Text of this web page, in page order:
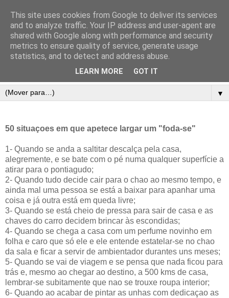
▼
50 situaçoes em que apetece largar um "foda-se"
1- Quando se anda a saltitar descalça pela casa,
alegremente, e se bate com o pé numa qualquer superfície a
atirar para o pontiagudo;
2- Quando tudo decide cair para o chao ao mesmo tempo, e
ainda mal uma pessoa se está a baixar para apanhar uma
coisa e já outra está em queda livre;
3- Quando se está cheio de pressa para sair de casa e as
chaves do carro decidem brincar às escondidas;
4- Quando se chega a casa com um perfume novinho em
folha e caro que só ele e ele entende estatelar-se no chao
da sala e ficar a servir de ambientador durantes uns meses;
5- Quando se vai de viagem e se pensa que nada ficou para
trás e, mesmo ao chegar ao destino, a 500 kms de casa,
lembrar-se subitamente que nao se trouxe roupa interior;
6- Quando ao acabar de pintar as unhas com dedicaçao as
This site uses cookies from Google to deliver its services
and to analyze traffic. Your IP address and user-agent are
shared with Google along with performance and security
metrics to ensure quality of service, generate usage
statistics, and to detect and address abuse.
LEARN MORE GOT IT